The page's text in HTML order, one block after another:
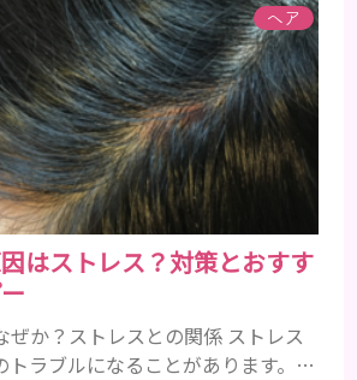
性も、いつのまにか髪がチリチリ
うになったと感じる人もいるでし
男性としての魅力が出てくる40代
でいる人が多い傾向があります。
クルは、年齢と共に乱れていき
らないま...
ヘア
はストレス？対策とおすす
ぜか？ストレスとの関係 ストレス
トラブルになることがあります。頭